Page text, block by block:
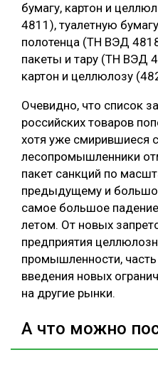
бумагу, картон и
4811), туалетную
полотенца (ТН ВЭД
пакеты и тару (ТН ВЭД
картон и целлюлозу
Очевидно, что список
российских товаров
хотя уже смирившиеся
лесопромышленники
пакет санкций по
предыдущему и
самое большое
летом. От новых
предприятия
промышленности,
введения новых
на другие рынки.
А что можно